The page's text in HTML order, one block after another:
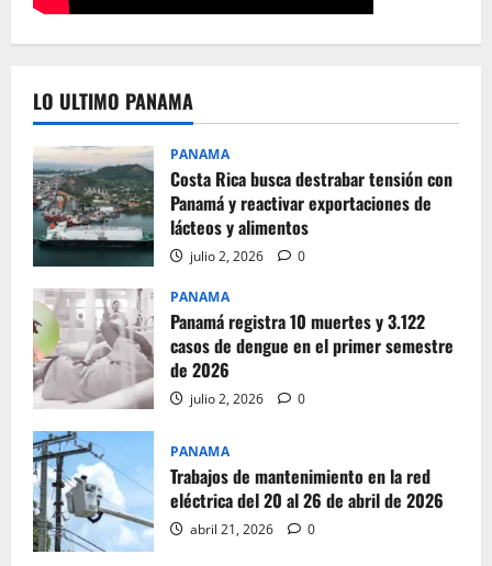
LO ULTIMO PANAMA
PANAMA
Costa Rica busca destrabar tensión con
Panamá y reactivar exportaciones de
lácteos y alimentos
julio 2, 2026 0
PANAMA
Panamá registra 10 muertes y 3.122
casos de dengue en el primer semestre
de 2026
julio 2, 2026 0
PANAMA
Trabajos de mantenimiento en la red
eléctrica del 20 al 26 de abril de 2026
abril 21, 2026 0